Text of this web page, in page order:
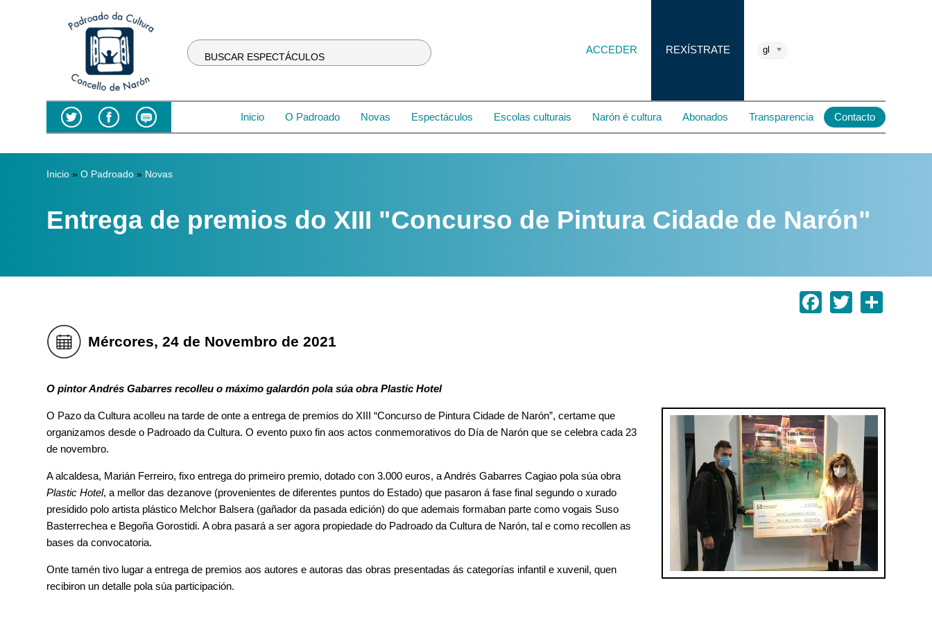
BUSCAR ESPECTÁCULOS
ACCEDER REXÍSTRATE gl
Inicio O Padroado Novas Espectáculos Escolas culturais Narón é cultura Abonados Transparencia Contacto
Vostede está aquí
Inicio »O Padroado » Novas
Entrega de premios do XIII "Concurso de Pintura Cidade de Narón"
Facebook
Twitter
Mércores, 24 de Novembro de 2021
O pintor Andrés Gabarres recolleu o máximo galardón pola súa obraPlastic Hotel
O Pazo da Cultura acolleu na tarde de onte a entrega de premios do XIII “Concurso de Pintura Cidade de Narón”, certame que
organizamos desde o Padroado da Cultura. O evento puxo fin aos actos conmemorativos do Día de Narón que se celebra cada 23
de novembro.
A alcaldesa, Marián Ferreiro, fixo entrega do primeiro premio, dotado con 3.000 euros, a Andrés Gabarres Cagiao pola súa obra
Plastic Hotel, a mellor das dezanove (provenientes de diferentes puntos do Estado) que pasaron á fase final segundo o xurado
presidido polo artista plástico Melchor Balsera (gañador da pasada edición) do que ademais formaban parte como vogais Suso
Basterrechea e Begoña Gorostidi. A obra pasará a ser agora propiedade do Padroado da Cultura de Narón, tal e como recollen as
bases da convocatoria.
Onte tamén tivo lugar a entrega de premios aos autores e autoras das obras presentadas ás categorías infantil e xuvenil, quen
recibiron un detalle pola súa participación.